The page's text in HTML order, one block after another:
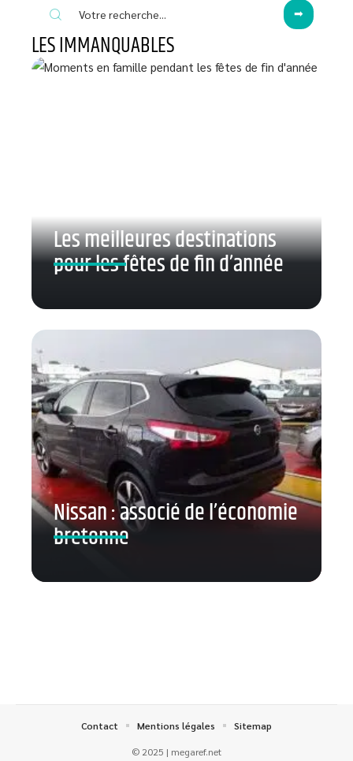
LES IMMANQUABLES
Les meilleures destinations
pour les fêtes de fin d’année
Nissan : associé de l’économie
bretonne
© 2025 | megaref.net
Contact Mentions légales Sitemap